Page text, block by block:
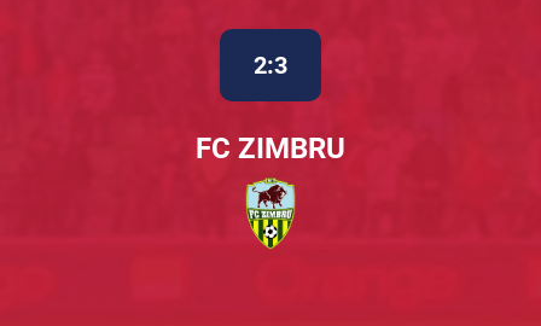
2:3
FC ZIMBRU